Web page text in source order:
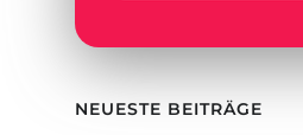
NEUESTE BEITRÄGE